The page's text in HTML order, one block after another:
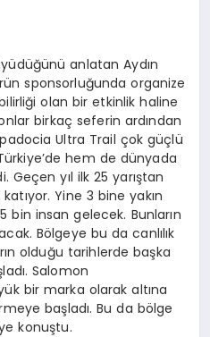
anlatan Aydın
sponsorluğunda organize
olan bir etkinlik haline
birkaç seferin ardından
Ultra Trail çok güçlü
hem de dünyada
Geçen yıl ilk 25 yarıştan
Yine 3 bine yakın
bin insan gelecek. Bunların
Bölgeye bu da canlılık
olduğu tarihlerde başka
Salomon
bir marka olarak altına
başladı. Bu da bölge
konuştu.